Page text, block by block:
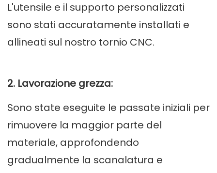
L'utensile e il supporto personalizzati
sono stati accuratamente installati e
allineati sul nostro tornio CNC.
2. Lavorazione grezza:
Sono state eseguite le passate iniziali per
rimuovere la maggior parte del
materiale, approfondendo
gradualmente la scanalatura e